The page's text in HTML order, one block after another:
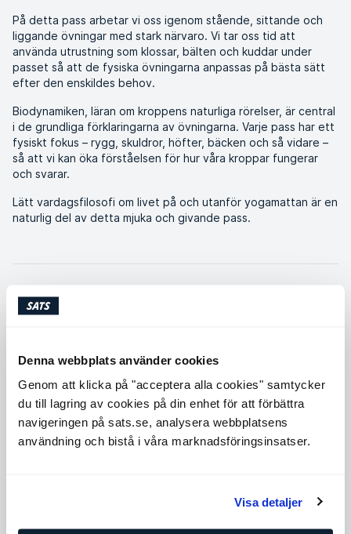
Denna webbplats använder cookies
Genom att klicka på "acceptera alla cookies" samtycker
du till lagring av cookies på din enhet för att förbättra
navigeringen på sats.se, analysera webbplatsens
användning och bistå i våra marknadsföringsinsatser.
Visa detaljer
På detta pass arbetar vi oss igenom stående, sittande och
liggande övningar med stark närvaro. Vi tar oss tid att
använda utrustning som klossar, bälten och kuddar under
passet så att de fysiska övningarna anpassas på bästa sätt
efter den enskildes behov.
Biodynamiken, läran om kroppens naturliga rörelser, är central
i de grundliga förklaringarna av övningarna. Varje pass har ett
fysiskt fokus – rygg, skuldror, höfter, bäcken och så vidare –
så att vi kan öka förståelsen för hur våra kroppar fungerar
och svarar.
Lätt vardagsfilosofi om livet på och utanför yogamattan är en
naturlig del av detta mjuka och givande pass.
Flexibilitet